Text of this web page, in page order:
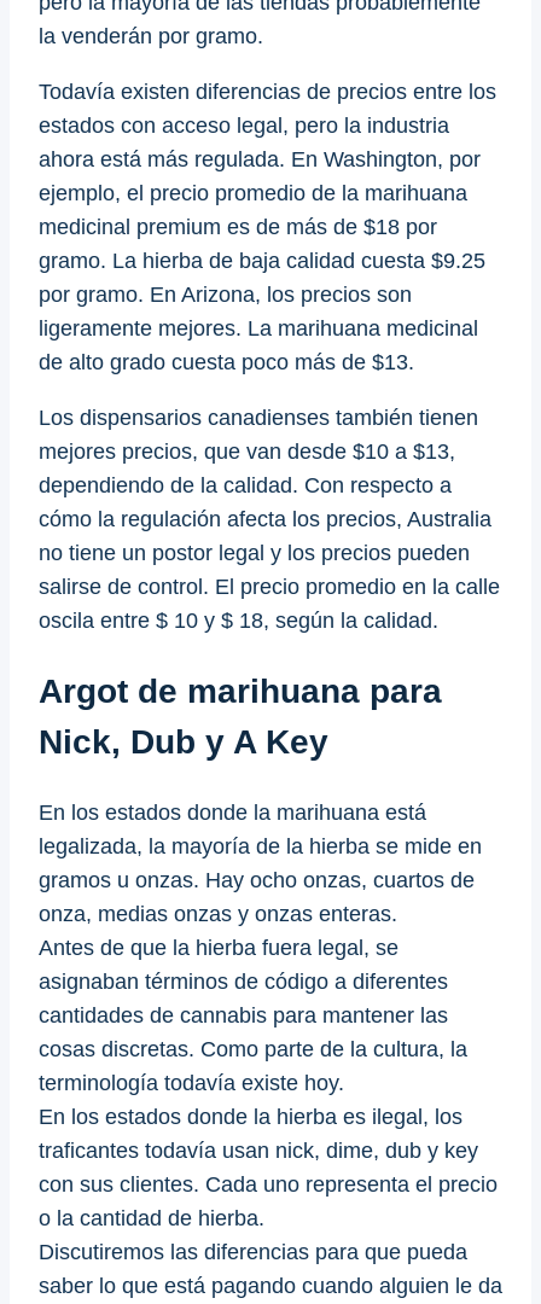
la venderán por gramo.
Todavía existen diferencias de precios entre los
estados con acceso legal, pero la industria
ahora está más regulada. En Washington, por
ejemplo, el precio promedio de la marihuana
medicinal premium es de más de $18 por
gramo. La hierba de baja calidad cuesta $9.25
por gramo. En Arizona, los precios son
ligeramente mejores. La marihuana medicinal
de alto grado cuesta poco más de $13.
Los dispensarios canadienses también tienen
mejores precios, que van desde $10 a $13,
dependiendo de la calidad. Con respecto a
cómo la regulación afecta los precios, Australia
no tiene un postor legal y los precios pueden
salirse de control. El precio promedio en la calle
oscila entre $ 10 y $ 18, según la calidad.
Argot de marihuana para
Nick, Dub y A Key
En los estados donde la marihuana está
legalizada, la mayoría de la hierba se mide en
gramos u onzas. Hay ocho onzas, cuartos de
onza, medias onzas y onzas enteras.
Antes de que la hierba fuera legal, se
asignaban términos de código a diferentes
cantidades de cannabis para mantener las
cosas discretas. Como parte de la cultura, la
terminología todavía existe hoy.
En los estados donde la hierba es ilegal, los
traficantes todavía usan nick, dime, dub y key
con sus clientes. Cada uno representa el precio
o la cantidad de hierba.
Discutiremos las diferencias para que pueda
saber lo que está pagando cuando alguien le da